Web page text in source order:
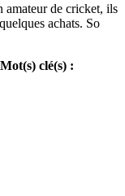
amateur de cricket, ils
achats. So
Mot(s) clé(s) :